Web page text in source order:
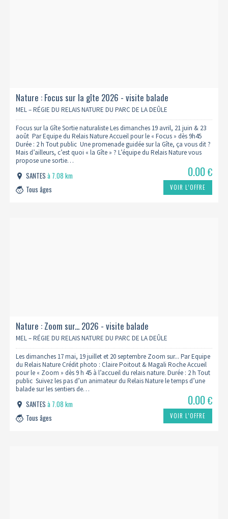
Nature : Focus sur la gîte 2026 - visite balade
MEL – RÉGIE DU RELAIS NATURE DU PARC DE LA DEÛLE
Focus sur la Gîte Sortie naturaliste Les dimanches 19 avril, 21 juin & 23
août Par Equipe du Relais Nature Accueil pour le « Focus » dès 9h45
Durée : 2 h Tout public Une promenade guidée sur la Gîte, ça vous dit ?
Mais d’ailleurs, c’est quoi « la Gîte » ? L’équipe du Relais Nature vous
propose une sortie…
SANTESà 7.08 km
Tous âges
0.00€
VOIR L’OFFRE
Nature : Zoom sur... 2026 - visite balade
MEL – RÉGIE DU RELAIS NATURE DU PARC DE LA DEÛLE
Les dimanches 17 mai, 19 juillet et 20 septembre Zoom sur... Par Equipe
du Relais Nature Crédit photo : Claire Poitout & Magali Roche Accueil
pour le « Zoom » dès 9 h 45 à l’accueil du relais nature. Durée : 2 h Tout
public Suivez les pas d’un animateur du Relais Nature le temps d’une
balade sur les sentiers de…
SANTESà 7.08 km
Tous âges
0.00€
VOIR L’OFFRE